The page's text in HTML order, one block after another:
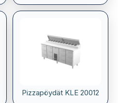
Pizzapöydät KLE 20012